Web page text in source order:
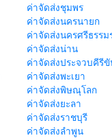
ค่าจัดส่งชุมพร
ค่าจัดส่งนครนายก
ค่าจัดส่งนครศรีธรรม
ค่าจัดส่งน่าน
ค่าจัดส่งประจวบคีรีขั
ค่าจัดส่งพะเยา
ค่าจัดส่งพิษณุโลก
ค่าจัดส่งยะลา
ค่าจัดส่งราชบุรี
ค่าจัดส่งลำพูน